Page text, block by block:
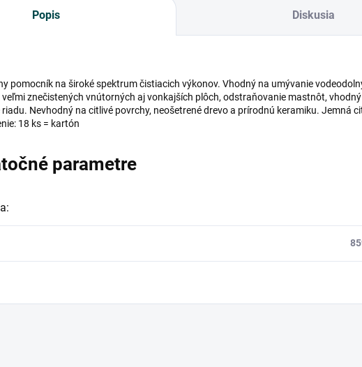
Popis Diskusia
pomocník na široké spektrum čistiacich výkonov. Vhodný na umývanie
veľmi znečistených vnútorných aj vonkajších plôch, odstraňovanie mastnôt, vhodný
riadu. Nevhodný na citlivé povrchy, neošetrené drevo a prírodnú keramiku. Jemná
18 ks = kartón
parametre
: